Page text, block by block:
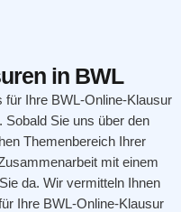
in BWL
für Ihre BWL-Online-Klausur
Sobald Sie uns über den
Themenbereich Ihrer
mit einem
da. Wir vermitteln Ihnen
Ihre BWL-Online-Klausur